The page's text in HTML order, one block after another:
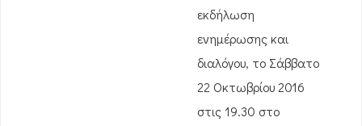
εκδήλωση
ενημέρωσης και
διαλόγου, το Σάββατο
22 Οκτωβρίου 2016
στις 19.30 στο